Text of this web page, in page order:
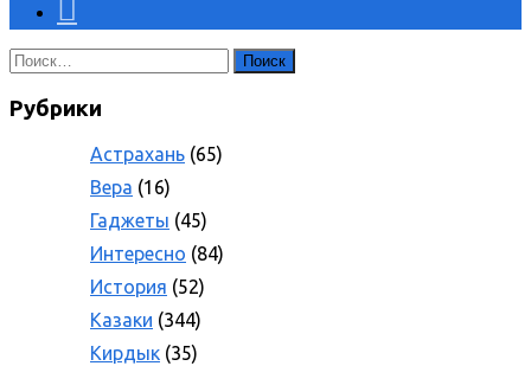
Найти:
Рубрики
Астрахань (65)
Вера (16)
Гаджеты (45)
Интересно (84)
История (52)
Казаки (344)
Кирдык (35)